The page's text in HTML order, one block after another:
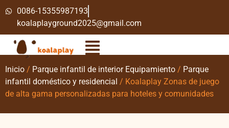
0086-15355987193
koalaplayground2025@gmail.com
Inicio / Parque infantil de interior Equipamiento / Parque
infantil doméstico y residencial / Koalaplay Zonas de juego
de alta gama personalizadas para hoteles y comunidades